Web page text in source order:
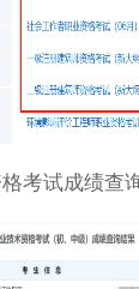
考试成绩查